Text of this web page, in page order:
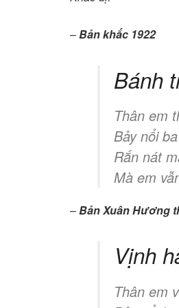
–Bản khắc 1922
Bánh
Thân em
Bảy nổi
Rắn nát
Mà em
–Bản Xuân Hương
Vịnh
Thân em